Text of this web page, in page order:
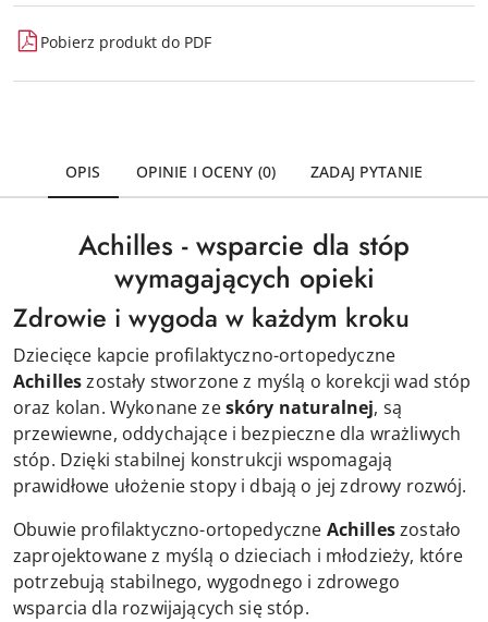
Pobierz produkt do PDF
OPIS OPINIE I OCENY (0) ZADAJ PYTANIE
Achilles - wsparcie dla stóp
wymagających opieki
Zdrowie i wygoda w każdym kroku
Dziecięce kapcie profilaktyczno-ortopedyczne
Achilleszostały stworzone z myślą o korekcji wad stóp
oraz kolan. Wykonane zeskóry naturalnej, są
przewiewne, oddychające i bezpieczne dla wrażliwych
stóp. Dzięki stabilnej konstrukcji wspomagają
prawidłowe ułożenie stopy i dbają o jej zdrowy rozwój.
Obuwie profilaktyczno-ortopedyczne Achilleszostało
zaprojektowane z myślą o dzieciach i młodzieży, które
potrzebują stabilnego, wygodnego i zdrowego
wsparcia dla rozwijających się stóp.